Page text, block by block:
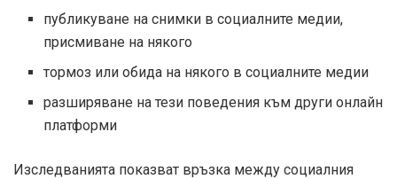
публикуване на снимки в социалните медии,
присмиване на някого
тормоз или обида на някого в социалните медии
разширяване на тези поведения към други онлайн
платформи
Изследванията показват връзка между социалния